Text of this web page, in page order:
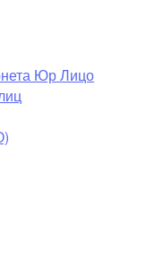
Юр Лицо